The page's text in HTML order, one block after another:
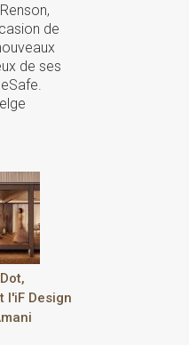
de
de ses
l'iF Design